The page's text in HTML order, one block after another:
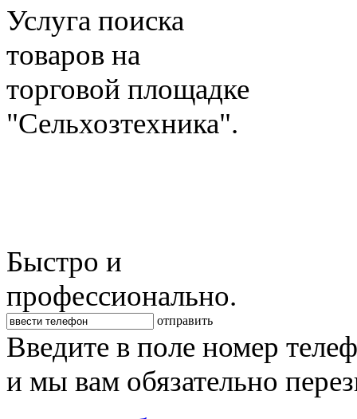
Услуга поиска
товаров на
торговой площадке
"Сельхозтехника".
Быстро и
профессионально.
отправить
Введите в поле номер
и мы вам обязательно